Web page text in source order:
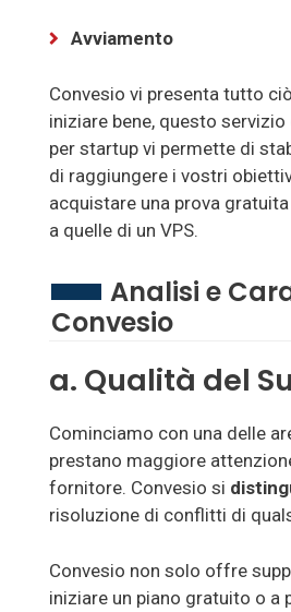
Avviamento
Convesio vi presenta tutto
iniziare bene, questo
per startup vi permette di
di raggiungere i vostri
acquistare una prova
a quelle di un VPS.
Analisi e
Convesio
a. Qualità del
Cominciamo con una delle
prestano maggiore
fornitore. Convesio si
risoluzione di conflitti di
Convesio non solo offre
iniziare un piano gratuito o a